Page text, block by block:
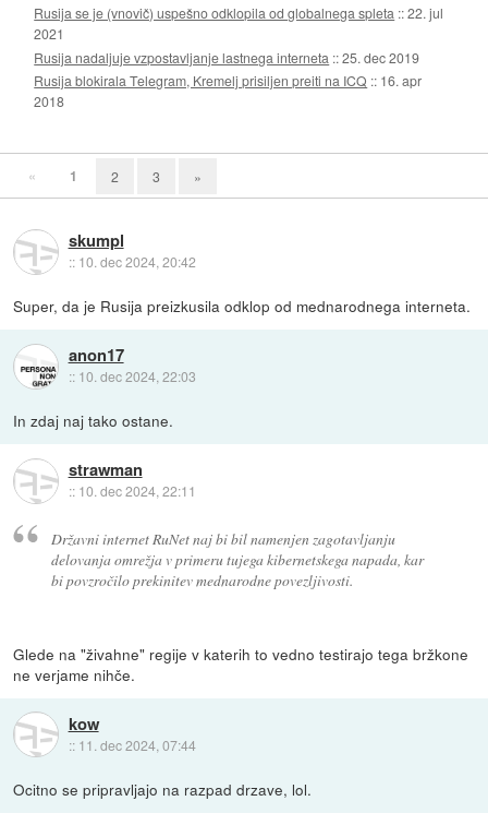
Rusija se je (vnovič) uspešno odklopila od globalnega spleta ::22. jul
2021
Rusija nadaljuje vzpostavljanje lastnega interneta ::25. dec 2019
Rusija blokirala Telegram, Kremelj prisiljen preiti na ICQ :: 16. apr
2018
« 1 2 3 »
skumpl
:: 10. dec 2024, 20:42
Super, da je Rusija preizkusila odklop od mednarodnega interneta.
anon17
:: 10. dec 2024, 22:03
In zdaj naj tako ostane.
strawman
:: 10. dec 2024, 22:11
Državni internet RuNet naj bi bil namenjen zagotavljanju
delovanja omrežja v primeru tujega kibernetskega napada, kar
bi povzročilo prekinitev mednarodne povezljivosti.
Glede na "živahne" regije v katerih to vedno testirajo tega bržkone
ne verjame nihče.
kow
:: 11. dec 2024, 07:44
Ocitno se pripravljajo na razpad drzave, lol.